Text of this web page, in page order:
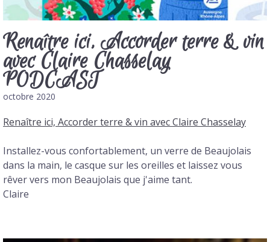
Renaître ici, Accorder terre & vin
avec Claire Chasselay
PODCAST
octobre 2020
Renaître ici, Accorder terre & vin avec Claire Chasselay
Installez-vous confortablement, un verre de Beaujolais
dans la main, le casque sur les oreilles et laissez vous
rêver vers mon Beaujolais que j'aime tant.
Claire